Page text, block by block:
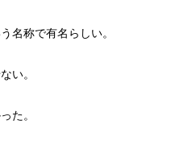
名称で有名らしい。
い。
た。